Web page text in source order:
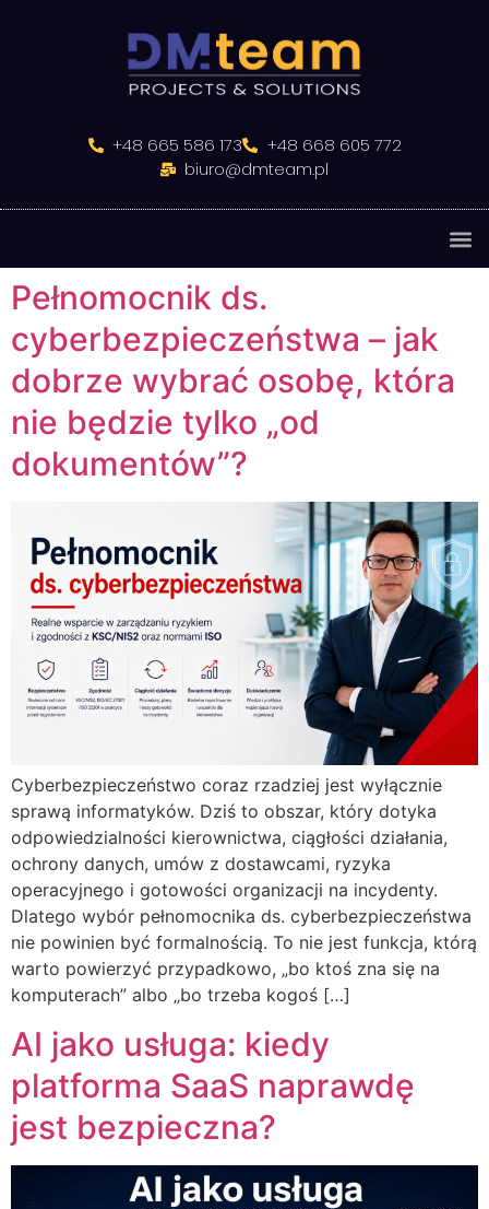
+48 665 586 173
+48 668 605 772
biuro@dmteam.pl
Pełnomocnik ds.
cyberbezpieczeństwa – jak
dobrze wybrać osobę, która
nie będzie tylko „od
dokumentów”?
Cyberbezpieczeństwo coraz rzadziej jest wyłącznie
sprawą informatyków. Dziś to obszar, który dotyka
odpowiedzialności kierownictwa, ciągłości działania,
ochrony danych, umów z dostawcami, ryzyka
operacyjnego i gotowości organizacji na incydenty.
Dlatego wybór pełnomocnika ds. cyberbezpieczeństwa
nie powinien być formalnością. To nie jest funkcja, którą
warto powierzyć przypadkowo, „bo ktoś zna się na
komputerach” albo „bo trzeba kogoś […]
AI jako usługa: kiedy
platforma SaaS naprawdę
jest bezpieczna?